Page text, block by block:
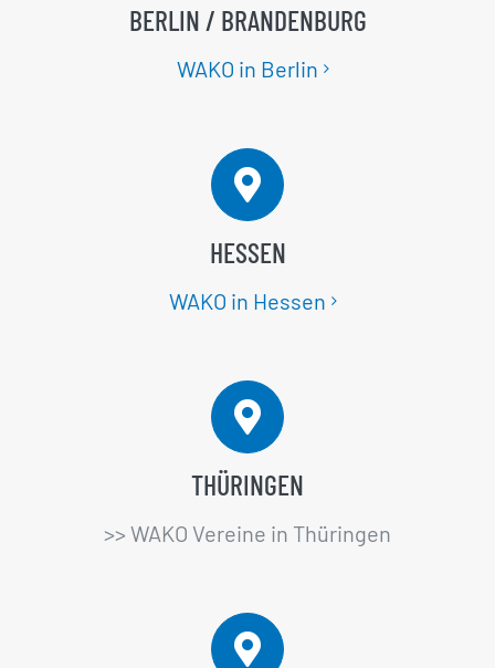
BERLIN / BRANDENBURG
WAKO in Berlin
HESSEN
WAKO in Hessen
THÜRINGEN
>> WAKO Vereine in Thüringen